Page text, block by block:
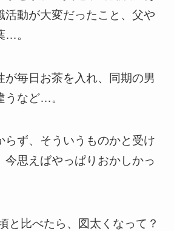
活動が大変だったこと、父や
…。
が毎日お茶を入れ、同期の男
うなど…。
らず、そういうものかと受け
今思えばやっぱりおかしかっ
と比べたら、図太くなって？